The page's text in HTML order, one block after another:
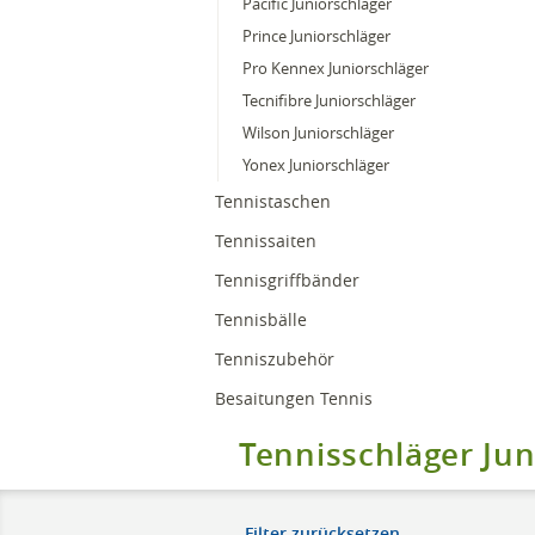
Prince Juniorschläger
Pro Kennex Juniorschläger
Tecnifibre Juniorschläger
Wilson Juniorschläger
Yonex Juniorschläger
Tennistaschen
Tennissaiten
Tennisgriffbänder
Tennisbälle
Tenniszubehör
Besaitungen Tennis
Tennisschläger